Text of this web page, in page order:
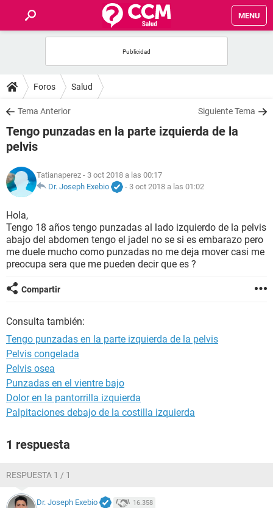
MENU
FOROS
SALUD
FAMILIA
NUTRICIÓN
SEXUALIDAD
GLOSARIO
Foros Salud
Tema Anterior Siguiente Tema
Tengo punzadas en la parte izquierda de la
pelvis
Tatianaperez - 3 oct 2018 a las 00:17
Dr. Joseph Exebio
- 3 oct 2018 a las 01:02
Hola,
Tengo 18 años tengo punzadas al lado izquierdo de la pelvis
abajo del abdomen tengo el jadel no se si es embarazo pero
me duele mucho como punzadas no me deja mover casi me
preocupa sera que me pueden decir que es ?
Compartir
Consulta también:
Tengo punzadas en la parte izquierda de la pelvis
Pelvis congelada
Pelvis osea
Punzadas en el vientre bajo
Dolor en la pantorrilla izquierda
Palpitaciones debajo de la costilla izquierda
1 respuesta
RESPUESTA 1 / 1
Dr. Joseph Exebio 16.358